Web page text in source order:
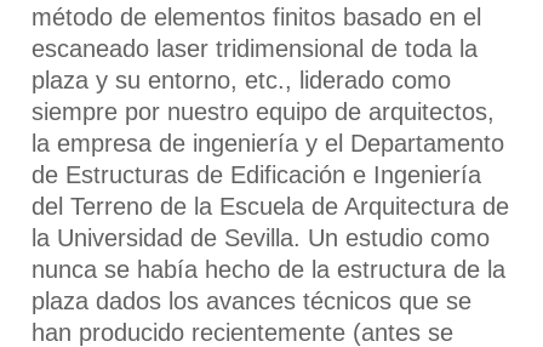
método de elementos finitos basado en el
escaneado laser tridimensional de toda la
plaza y su entorno, etc., liderado como
siempre por nuestro equipo de arquitectos,
la empresa de ingeniería y el Departamento
de Estructuras de Edificación e Ingeniería
del Terreno de la Escuela de Arquitectura de
la Universidad de Sevilla. Un estudio como
nunca se había hecho de la estructura de la
plaza dados los avances técnicos que se
han producido recientemente (antes se